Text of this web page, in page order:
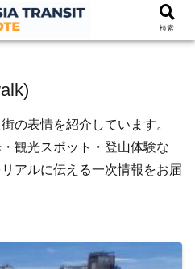
の表情を紹介しています。
観光スポット・登山体験な
アルに伝える一次情報をお届
検索